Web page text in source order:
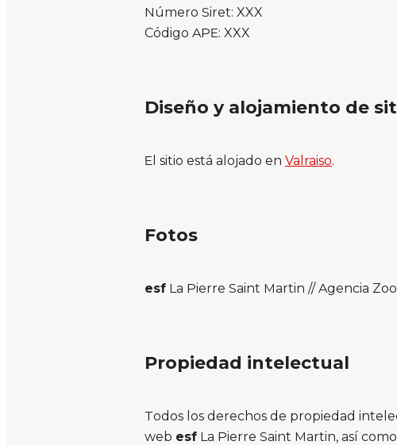
Número Siret: XXX
Código APE: XXX
Diseño y alojamiento de
El sitio está alojado en Valraiso.
Fotos
esf La Pierre Saint Martin // Agencia
Propiedad intelectual
Todos los derechos de propiedad
web esf La Pierre Saint Martin, así